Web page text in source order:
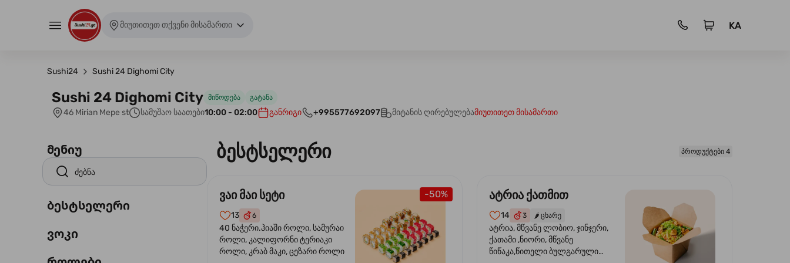
მიუთითეთ თქვენი მისამართი KA
Sushi24 Sushi 24 Dighomi City
Sushi 24 Dighomi City მიწოდება გატანა
46 Mirian Mepe st სამუშაო საათები10:00 - 02:00 განრიგი +995577692097 მიტანის ღირებულებამიუთითეთ მისამართი
მენიუ
ბესტსელერი
ვოკი
ბესტსელერი პროდუქტები 4
-50%
ვაი მაი სეტი
13 6
40 ნაჭერი.ჰიაში როლი, სამურაი
როლი, კალიფორნი ტერიაკი
როლი, კრაბ მაკი, ცეზარი როლი
ატრია ქათმით
14 3 🌶️ ცხარე
ატრია, მწვანე ლობიო, ჯინჯერი,
ქათამი ,ნიორი, მწვანე
წიწაკა,წითელი ბულგარული